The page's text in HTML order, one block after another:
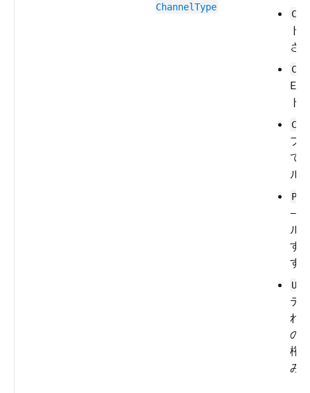
ChannelType
ド
さ
ト
プ
て
ル
—
ル
す
す
テ
れ
の
権
み